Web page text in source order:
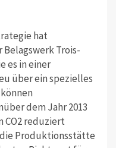
hat
Trois-
es in einer
über ein spezielles
dem Jahr 2013
CO2 reduziert
Produktionsstätte